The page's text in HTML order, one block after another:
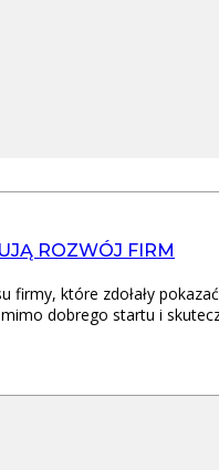
ROZWÓJ FIRM
firmy, które zdołały
dobrego startu i